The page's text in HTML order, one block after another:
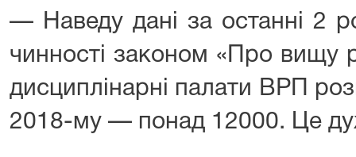
— Наведу дані за останні 2
чинності законом «Про вищу
дисциплінарні палати ВРП
2018-му — понад 12000. Це